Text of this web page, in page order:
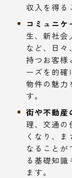
収入を得る
コミュニ
生、新社会
など、日
持つお客様
ーズを的確
物件の魅力
す。
街や不動産
理、交通の
くなり、
なること
る基礎知
ます。